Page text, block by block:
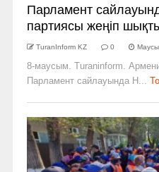
Парламент
партиясы жеңіп
TuranInform KZ 0
8-маусым. Turaninform.
Парламент сайлауында Н...